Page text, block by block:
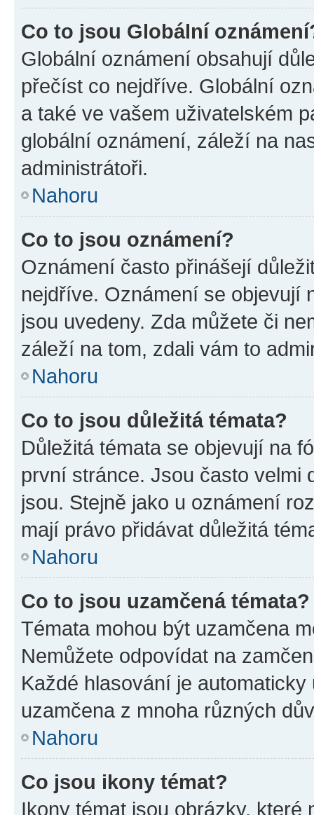
Co to jsou Globální
Globální oznámení obsahují
přečíst co nejdříve. Globální
a také ve vašem uživatelském
globální oznámení, záleží na
administrátoři.
Nahoru
Co to jsou oznámení?
Oznámení často přinášejí
nejdříve. Oznámení se objevují
jsou uvedeny. Zda můžete či
záleží na tom, zdali vám to
Nahoru
Co to jsou důležitá témata?
Důležitá témata se objevují na
první stránce. Jsou často velmi
jsou. Stejně jako u oznámení
mají právo přidávat důležitá
Nahoru
Co to jsou uzamčená témata?
Témata mohou být uzamčena
Nemůžete odpovídat na
Každé hlasování je
uzamčena z mnoha různých
Nahoru
Co jsou ikony témat?
Ikony témat jsou obrázky,